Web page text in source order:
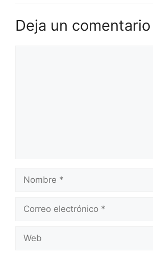
Deja un comentario